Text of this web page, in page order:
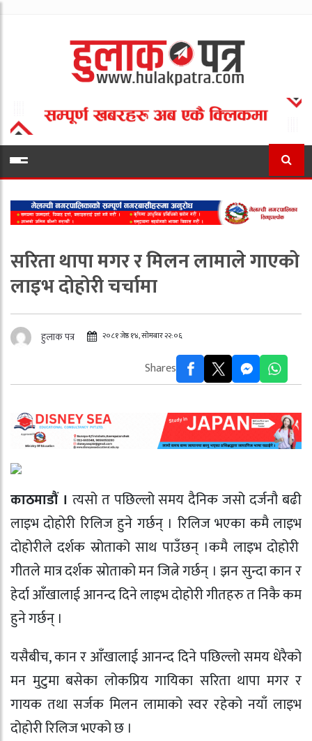
सरिता थापा मगर र मिलन लामाले गाएको
लाइभ दोहोरी चर्चामा
हुलाक पत्र २०८१ जेष्ठ १४, सोमबार २२:०६
Shares
काठमाडौं । त्यसो त पछिल्लो समय दैनिक जसो दर्जनौ बढी
लाइभ दोहोरी रिलिज हुने गर्छन् । रिलिज भएका कमै लाइभ
दोहोरीले दर्शक स्रोताको साथ पाउँछन् ।कमै लाइभ दोहोरी
गीतले मात्र दर्शक स्रोताको मन जित्ने गर्छन् । झन सुन्दा कान र
हेर्दा आँखालाई आनन्द दिने लाइभ दोहोरी गीतहरु त निकै कम
हुने गर्छन् ।
यसैबीच, कान र आँखालाई आनन्द दिने पछिल्लो समय धेरैको
मन मुटुमा बसेका लोकप्रिय गायिका सरिता थापा मगर र
गायक तथा सर्जक मिलन लामाको स्वर रहेको नयाँ लाइभ
दोहोरी रिलिज भएको छ ।